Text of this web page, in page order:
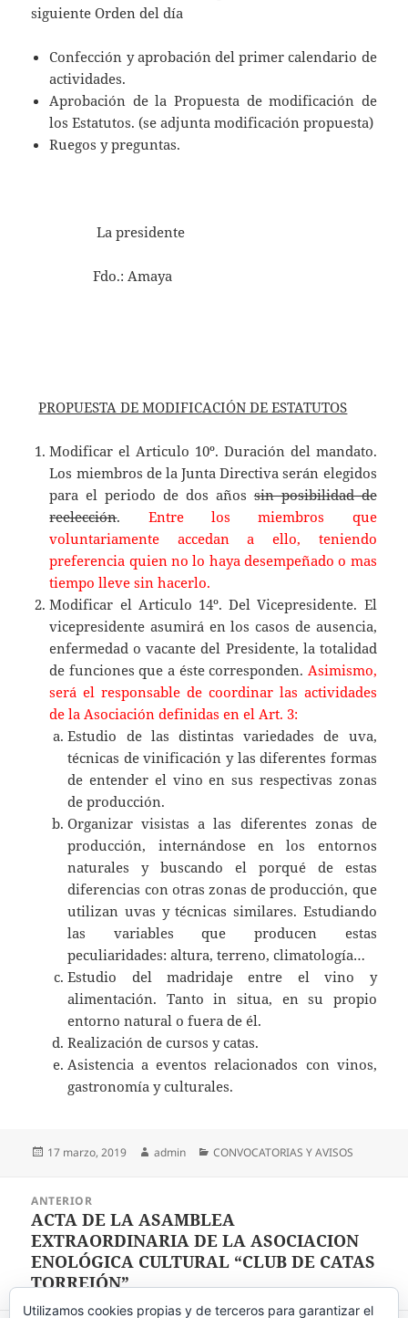
siguiente Orden del día
Confección y aprobación del primer calendario de
actividades.
Aprobación de la Propuesta de modificación de
los Estatutos. (se adjunta modificación propuesta)
Ruegos y preguntas.
La presidente
Fdo.: Amaya
PROPUESTA DE MODIFICACIÓN DE ESTATUTOS
Modificar el Articulo 10º. Duración del mandato.
Los miembros de la Junta Directiva serán elegidos
para el periodo de dos añossin posibilidad de
reelección. Entre los miembros que
voluntariamente accedan a ello, teniendo
preferencia quien no lo haya desempeñado o mas
tiempo lleve sin hacerlo.
Modificar el Articulo 14º. Del Vicepresidente. El
vicepresidente asumirá en los casos de ausencia,
enfermedad o vacante del Presidente, la totalidad
de funciones que a éste corresponden. Asimismo,
será el responsable de coordinar las actividades
de la Asociación definidas en el Art. 3:
Estudio de las distintas variedades de uva,
técnicas de vinificación y las diferentes formas
de entender el vino en sus respectivas zonas
de producción.
Organizar visistas a las diferentes zonas de
producción, internándose en los entornos
naturales y buscando el porqué de estas
diferencias con otras zonas de producción, que
utilizan uvas y técnicas similares. Estudiando
las variables que producen estas
peculiaridades: altura, terreno, climatología…
Estudio del madridaje entre el vino y
alimentación. Tanto in situa, en su propio
entorno natural o fuera de él.
Realización de cursos y catas.
Asistencia a eventos relacionados con vinos,
gastronomía y culturales.
Publicado
17 marzo, 2019 Autor
admin Categorías
CONVOCATORIAS Y AVISOS
entradas
ANTERIOR
Entrada
anterior:
ACTA DE LA ASAMBLEA
EXTRAORDINARIA DE LA ASOCIACION
ENOLÓGICA CULTURAL “CLUB DE CATAS
TORREJÓN”
Utilizamos cookies propias y de terceros para garantizar el